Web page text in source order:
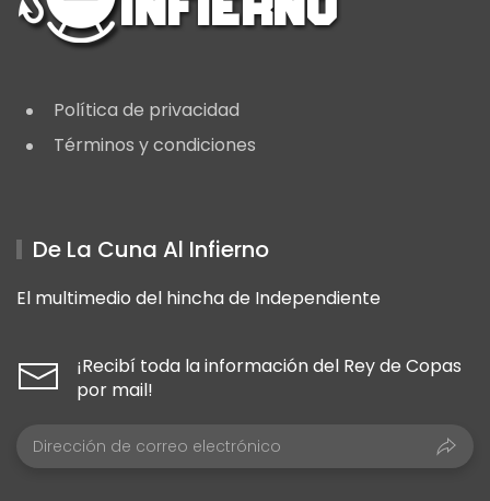
Política de privacidad
Términos y condiciones
De La Cuna Al Infierno
El multimedio del hincha de Independiente
¡Recibí toda la información del Rey de Copas
por mail!